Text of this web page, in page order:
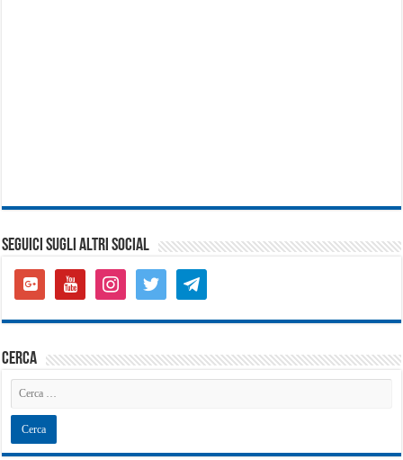
SEGUICI SUGLI ALTRI SOCIAL
google-
plus-
youtube instagramtwitter telegram
cerca